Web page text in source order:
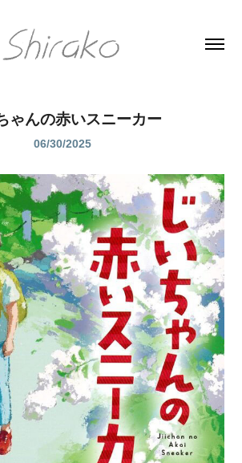
ゃんの赤いスニーカー
06/30/2025